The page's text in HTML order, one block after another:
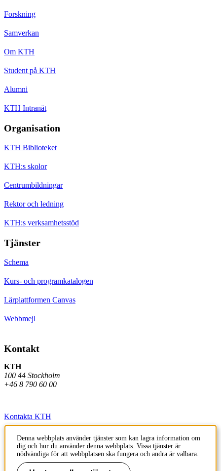
Forskning
Samverkan
Om KTH
Student på KTH
Alumni
KTH Intranät
Organisation
KTH Biblioteket
KTH:s skolor
Centrumbildningar
Rektor och ledning
KTH:s verksamhetsstöd
Tjänster
Schema
Kurs- och programkatalogen
Lärplattformen Canvas
Webbmejl
Kontakt
KTH
100 44 Stockholm
+46 8 790 60 00
Kontakta KTH
Jobba på KTH
Press och media
Denna webbplats använder tjänster som kan lagra information om
dig och hur du använder denna webbplats. Vissa tjänster är
nödvändiga för att webbplatsen ska fungera och andra är valbara.